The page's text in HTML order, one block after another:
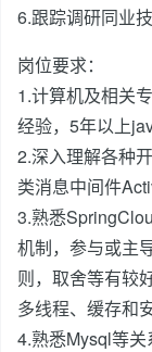
6.跟踪调研同业
岗位要求：
1.计算机及相关
经验，5年以上
2.深入理解各种
类消息中间件
3.熟悉
机制，参与或主
则，取舍等有较
多线程、缓存和
4.熟悉Mysql等